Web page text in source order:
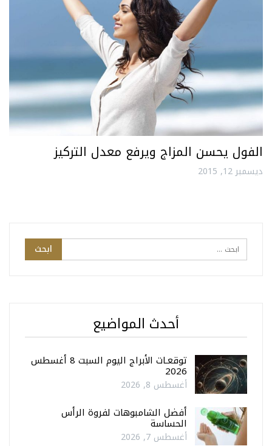
الفول يحسن المزاج ويرفع معدل التركيز
ديسمبر 12, 2015
أحدث المواضيع
توقعـات الأبراج اليوم السبت 8 أغسطس
2026
أغسطس 8, 2026
أفضل الشامبوهات لفروة الرأس
الحساسة
أغسطس 7, 2026